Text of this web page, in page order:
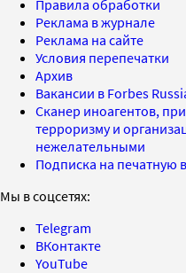
Правила обработки
Реклама в журнале
Реклама на сайте
Условия перепечатки
Архив
Вакансии в Forbes
Сканер иноагентов,
терроризму и
нежелательными
Подписка на печатную
Мы в соцсетях:
Telegram
ВКонтакте
YouTube